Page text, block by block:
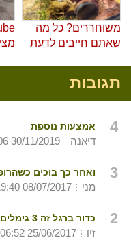
משוחררים? כל מה
שאתם חייבים לדעת
תגובות
4 אמצעות נוספת
דיאנה
3 ואחר כך בוכים
מני
2 כדור ברגל זה 3 גימלים
זיו